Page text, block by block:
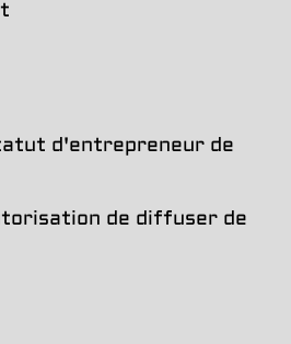
d'entrepreneur de
de diffuser de